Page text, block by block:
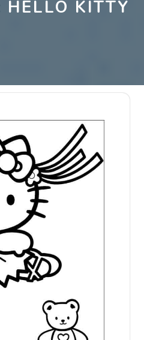
HELLO KITTY